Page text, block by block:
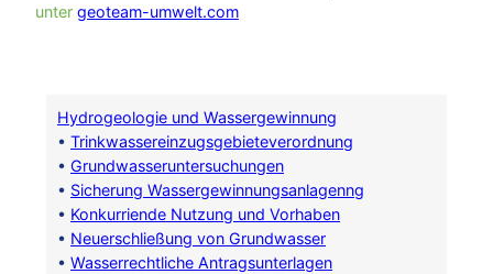
unter geoteam-umwelt.com
Hydrogeologie und Wassergewinnung
• Trinkwassereinzugsgebieteverordnung
• Grundwasseruntersuchungen
• Sicherung Wassergewinnungsanlagenng
• Konkurriende Nutzung und Vorhaben
• Neuerschließung von Grundwasser
• Wasserrechtliche Antragsunterlagen